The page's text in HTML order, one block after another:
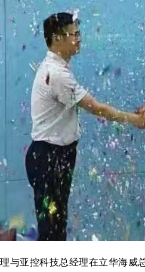
与亚控科技总经理在立华海